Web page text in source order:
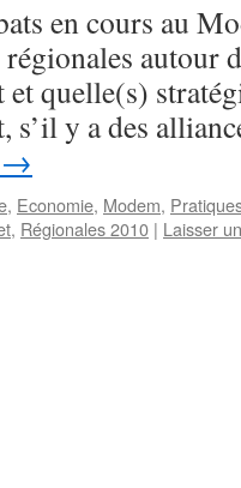
en cours au
autour
quelle(s)
s’il y a des
→
, Economie, Modem,
, Régionales 2010 | Laisser